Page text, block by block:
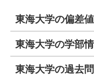
東海大学の偏差
東海大学の学部
東海大学の過去